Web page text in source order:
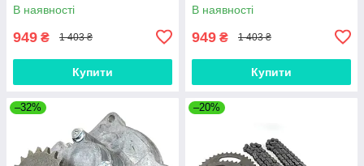
В наявності
949 ₴ 1 403 ₴
Купити
В наявності
949 ₴ 1 403 ₴
Купити
–32% –20%